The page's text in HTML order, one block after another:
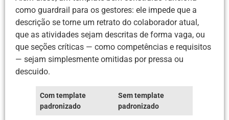
como guardrail para os gestores: ele impede que a
descrição se torne um retrato do colaborador atual,
que as atividades sejam descritas de forma vaga, ou
que seções críticas — como competências e requisitos
— sejam simplesmente omitidas por pressa ou
descuido.
Com template
padronizado
Sem template
padronizado